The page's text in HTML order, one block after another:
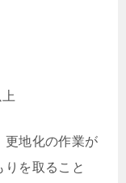
更地化の作業が
を取ること